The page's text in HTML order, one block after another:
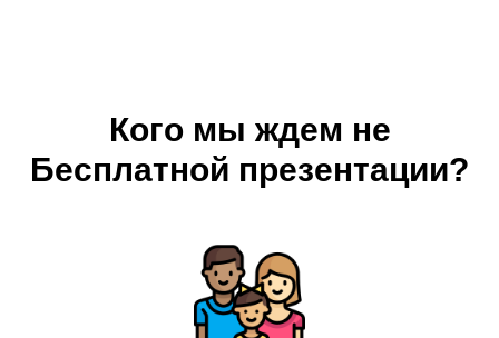
Кого мы ждем не
Бесплатной презентации?